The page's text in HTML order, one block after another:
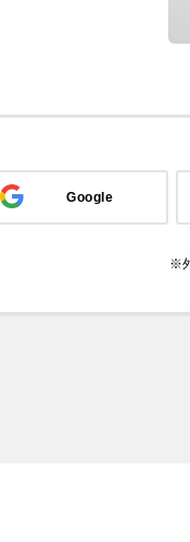
Google
※